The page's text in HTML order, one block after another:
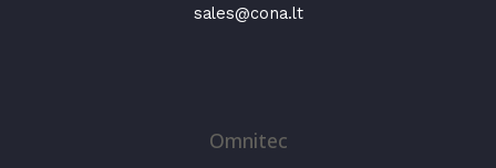
sales@cona.lt
Omnitec